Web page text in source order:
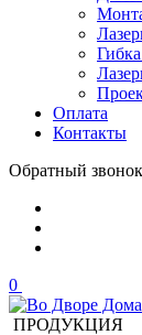
Оплата
Контакты
Обратный звонок
0
ПРОДУКЦИЯ